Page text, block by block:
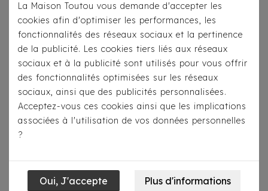
La Maison Toutou vous demande d'accepter les
cookies afin d'optimiser les performances, les
fonctionnalités des réseaux sociaux et la pertinence
de la publicité. Les cookies tiers liés aux réseaux
sociaux et à la publicité sont utilisés pour vous offrir
des fonctionnalités optimisées sur les réseaux
sociaux, ainsi que des publicités personnalisées.
Acceptez-vous ces cookies ainsi que les implications
associées à l'utilisation de vos données personnelles
?